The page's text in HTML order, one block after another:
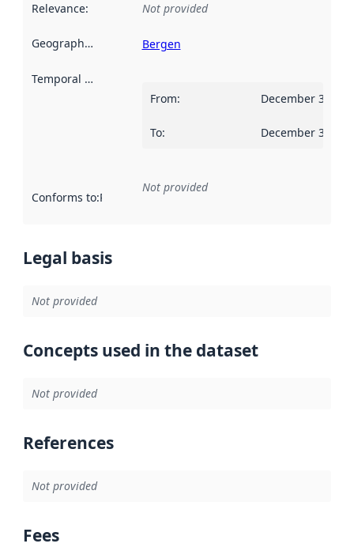
Relevance: Not provided
Geographical scope Bergen
Temporal scope
From: December 31,
To: December 30,
Conforms to:Reference to an implementation rule or other
Not provided
Legal basis
Not provided
Concepts used in the dataset
Not provided
References
Not provided
Fees